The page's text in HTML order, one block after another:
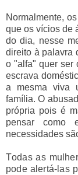
Normalmente,
que os vícios de
do dia, nesse
direito à palavra
o "alfa" quer ser
escrava
a mesma viva
família. O
própria pois é
pensar como
necessidades
Todas as
pode alertá-las